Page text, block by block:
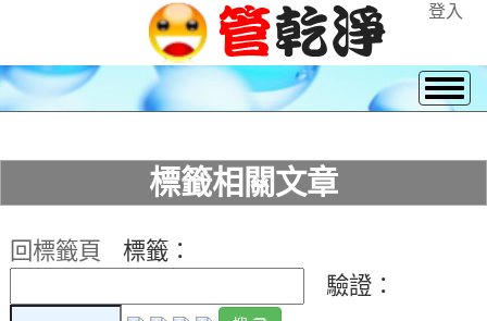
登入
標籤相關文章
回標籤頁
標籤：
驗證：